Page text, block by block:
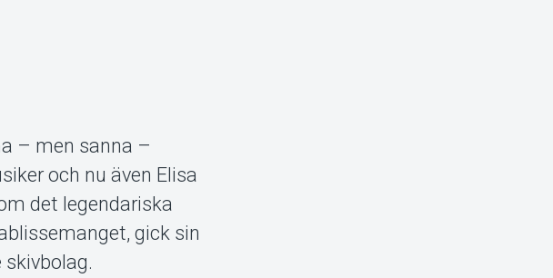
– men sanna –
och nu även Elisa
det legendariska
gick sin